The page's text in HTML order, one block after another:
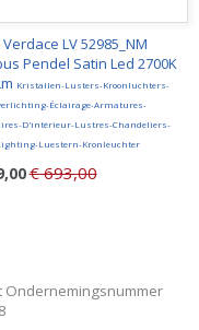
LV 52985_NM
Pendel Satin Led 2700K
Kristallen-Lusters-Kroonluchters-
Éclairage-Armatures-
D'intérieur-Lustres-Chandeliers-
Luestern-Kronleuchter
€ 693,00
Ondernemingsnummer